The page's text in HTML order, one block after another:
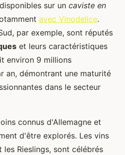
disponibles sur un caviste en
avec Vinodelice.
par exemple, sont réputés
et leurs caractéristiques
environ 9 millions
an, démontrant une maturité
dans le secteur
connus d'Allemagne et
d'être explorés. Les vins
les Rieslings, sont célébrés